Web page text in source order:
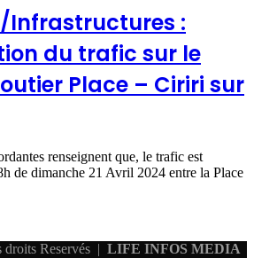
Infrastructures :
du trafic sur le
Place – Ciriri sur
renseignent que, le trafic est
de dimanche 21 Avril 2024 entre la Place
Reservés | LIFE INFOS MEDIA